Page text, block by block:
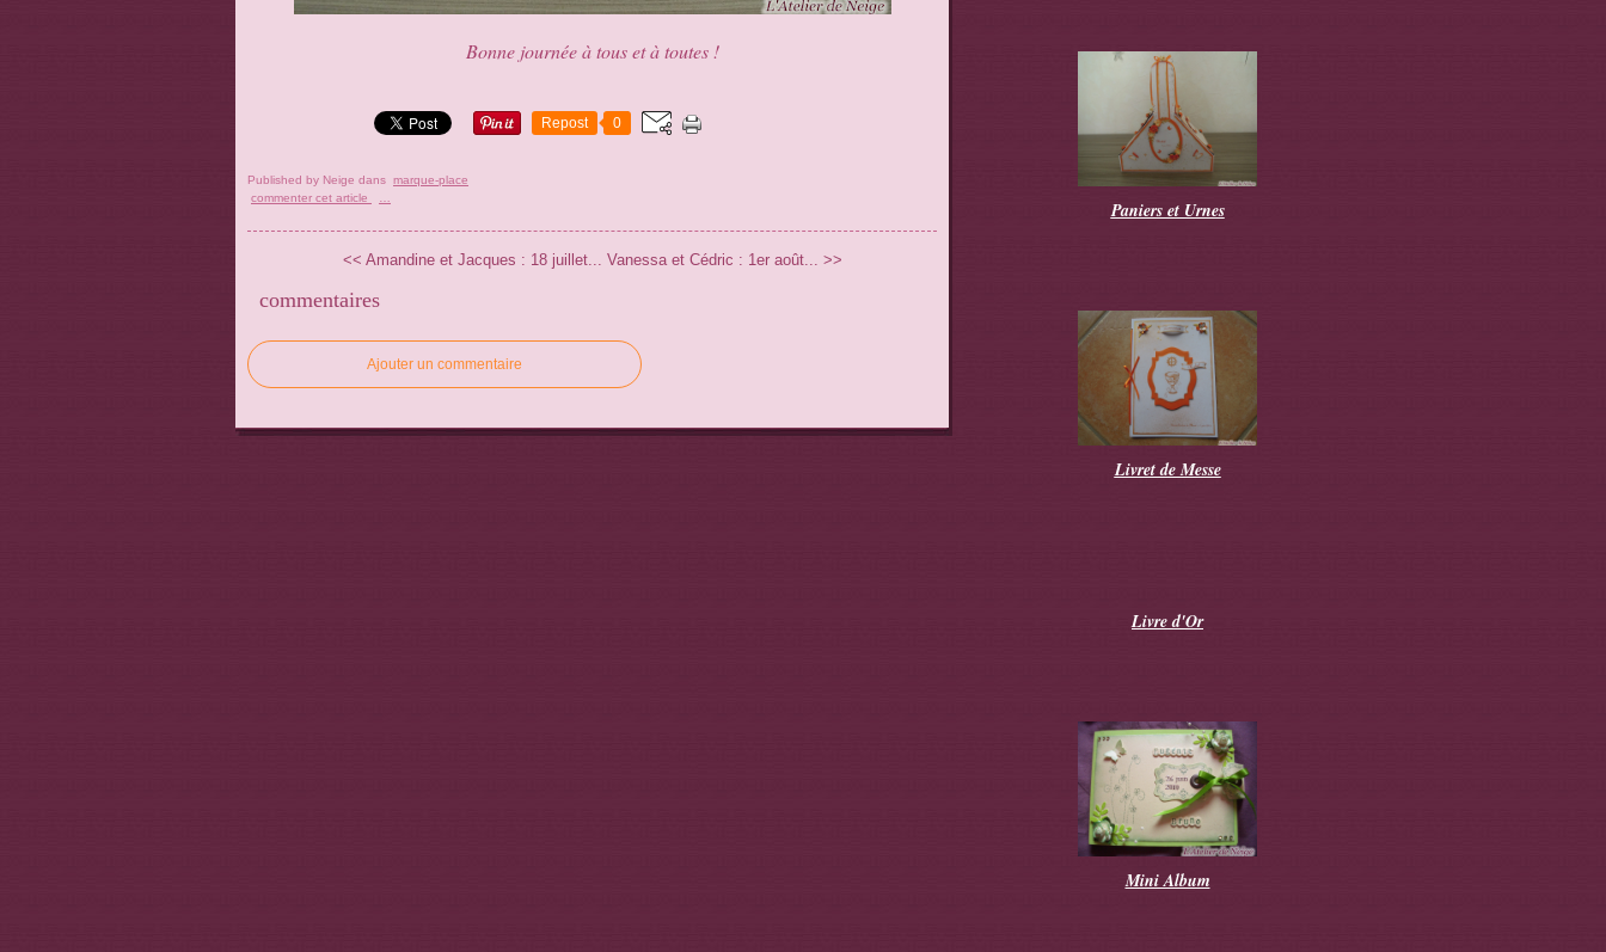
Bonne journée à tous et à toutes !
Repost 0
Published by Neige dans marque-place
commenter cet article
<< Amandine et Jacques : 18 juillet... Vanessa et Cédric : 1er août... >>
commentaires
Ajouter un commentaire
Paniers et Urnes
Livret de Messe
Livre d'Or
Mini Album